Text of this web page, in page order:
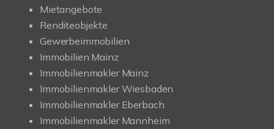
Mietangebote
Renditeobjekte
Gewerbeimmobilien
Immobilien Mainz
Immobilienmakler Mainz
Immobilienmakler Wiesbaden
Immobilienmakler Eberbach
Immobilienmakler Mannheim